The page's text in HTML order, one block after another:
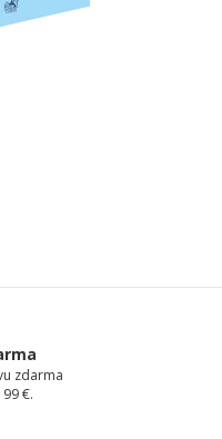
zdarma
€.